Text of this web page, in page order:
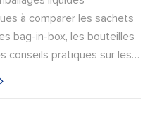
à comparer les sachets
bag-in-box, les bouteilles
conseils pratiques sur les